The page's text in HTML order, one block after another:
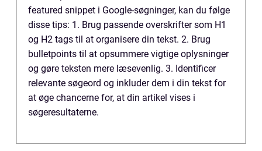
featured snippet i Google-søgninger, kan du følge
disse tips: 1. Brug passende overskrifter som H1
og H2 tags til at organisere din tekst. 2. Brug
bulletpoints til at opsummere vigtige oplysninger
og gøre teksten mere læsevenlig. 3. Identificer
relevante søgeord og inkluder dem i din tekst for
at øge chancerne for, at din artikel vises i
søgeresultaterne.